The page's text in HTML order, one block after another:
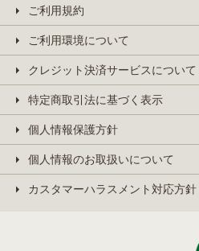
ご利用規約
ご利用環境について
クレジット決済サービスについて
特定商取引法に基づく表示
個人情報保護方針
個人情報のお取扱いについて
カスタマーハラスメント対応方針